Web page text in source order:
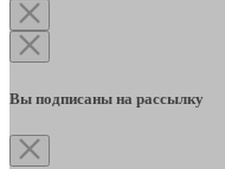
Вы подписаны на рассылку